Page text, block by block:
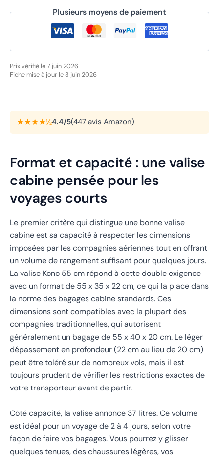
Plusieurs moyens de paiement
Prix vérifié le 7 juin 2026
Fiche mise à jour le 3 juin 2026
★★★★½4.4/5(447 avis Amazon)
Format et capacité : une valise
cabine pensée pour les
voyages courts
Le premier critère qui distingue une bonne valise
cabine est sa capacité à respecter les dimensions
imposées par les compagnies aériennes tout en offrant
un volume de rangement suffisant pour quelques jours.
La valise Kono 55 cm répond à cette double exigence
avec un format de 55 x 35 x 22 cm, ce qui la place dans
la norme des bagages cabine standards. Ces
dimensions sont compatibles avec la plupart des
compagnies traditionnelles, qui autorisent
généralement un bagage de 55 x 40 x 20 cm. Le léger
dépassement en profondeur (22 cm au lieu de 20 cm)
peut être toléré sur de nombreux vols, mais il est
toujours prudent de vérifier les restrictions exactes de
votre transporteur avant de partir.
Côté capacité, la valise annonce 37 litres. Ce volume
est idéal pour un voyage de 2 à 4 jours, selon votre
façon de faire vos bagages. Vous pourrez y glisser
quelques tenues, des chaussures légères, vos